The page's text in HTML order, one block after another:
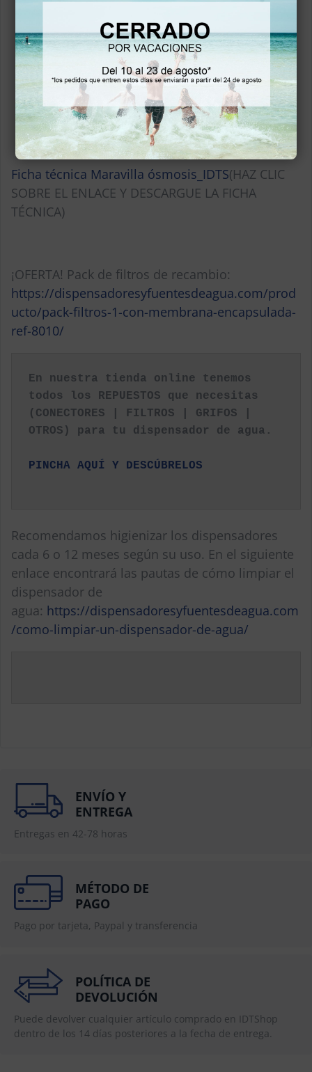
Frecuencia: 50/60Hz
Capacidad enfriamiento: ≤10ºC – 2L/H
Capacidad para calentar el agua: ≥ 85ºC – 4L/H
Medidas dispensador: 305 x 325 x 975 mm
Medidas embalaje: 358 x 386 x 1050 mm
NW (peso neto): 14,2Kg
Ficha técnica Maravilla ósmosis_IDTS(HAZ CLIC
SOBRE EL ENLACE Y DESCARGUE LA FICHA
TÉCNICA)
¡OFERTA! Pack de filtros de recambio:
https://dispensadoresyfuentesdeagua.com/prod
ucto/pack-filtros-1-con-membrana-encapsulada-
ref-8010/
En nuestra tienda online tenemos
todos los REPUESTOS que necesitas
(CONECTORES | FILTROS | GRIFOS |
OTROS) para tu dispensador de agua.
PINCHA AQUÍ Y DESCÚBRELOS
Recomendamos higienizar los dispensadores
cada 6 o 12 meses según su uso. En el siguiente
enlace encontrará las pautas de cómo limpiar el
dispensador de
agua: https://dispensadoresyfuentesdeagua.com
/como-limpiar-un-dispensador-de-agua/
ENVÍO Y
ENTREGA
Entregas en 42-78 horas
MÉTODO DE
PAGO
Pago por tarjeta, Paypal y transferencia
POLÍTICA DE
DEVOLUCIÓN
Puede devolver cualquier artículo comprado en IDTShop
dentro de los 14 días posteriores a la fecha de entrega.